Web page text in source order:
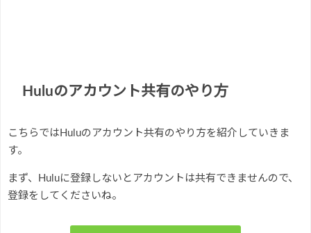
Huluのアカウント共有のやり方
こちらではHuluのアカウント共有のやり方を紹介していきま
す。
まず、Huluに登録しないとアカウントは共有できませんので、
登録をしてくださいね。